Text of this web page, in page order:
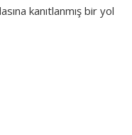
kanıtlanmış bir yol